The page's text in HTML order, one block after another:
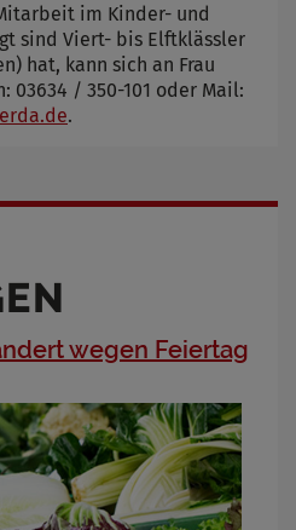
im Kinder- und
sind Viert- bis Elftklässler
hat, kann sich an Frau
03634 / 350-101 oder Mail:
.
wegen Feiertag